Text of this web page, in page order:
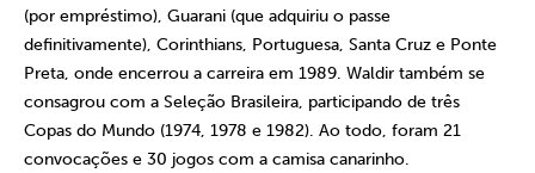
(por empréstimo), Guarani (que adquiriu o passe
definitivamente), Corinthians, Portuguesa, Santa Cruz e Ponte
Preta, onde encerrou a carreira em 1989. Waldir também se
consagrou com a Seleção Brasileira, participando de três
Copas do Mundo (1974, 1978 e 1982). Ao todo, foram 21
convocações e 30 jogos com a camisa canarinho.